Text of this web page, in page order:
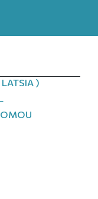
LATSIA )